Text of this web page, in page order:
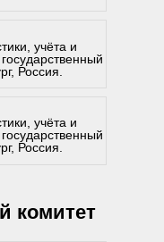
учёта и
Россия.
учёта и
Россия.
комитет